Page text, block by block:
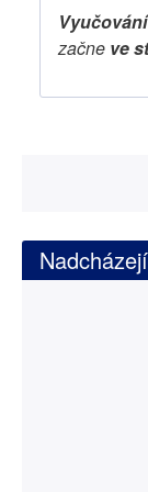
Vyučování
začne ve